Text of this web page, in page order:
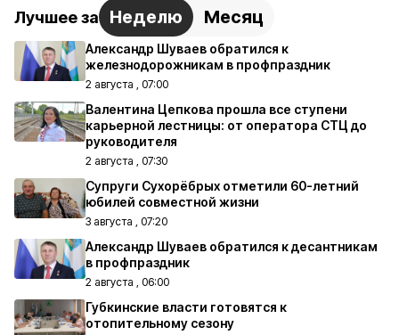
Лучшее за Неделю Месяц
Александр Шуваев обратился к
железнодорожникам в профпраздник
2 августа , 07:00
Валентина Цепкова прошла все ступени
карьерной лестницы: от оператора СТЦ до
руководителя
2 августа , 07:30
Супруги Сухорёбрых отметили 60-летний
юбилей совместной жизни
3 августа , 07:20
Александр Шуваев обратился к десантникам
в профпраздник
2 августа , 06:00
Губкинские власти готовятся к
отопительному сезону